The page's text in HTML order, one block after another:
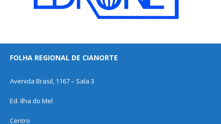
FOLHA REGIONAL DE CIANORTE
Avenida Brasil, 1167 – Sala 3
Ed. Ilha do Mel
Centro